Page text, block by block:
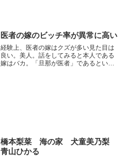
医者の嫁のビッチ率が異常に高い
経験上、医者の嫁はクズが多い見た目は
良い。美人。話をしてみると本人である
嫁はバカ。「旦那が医者」であるという
橋本梨菜 海の家 犬童美乃梨
青山ひかる